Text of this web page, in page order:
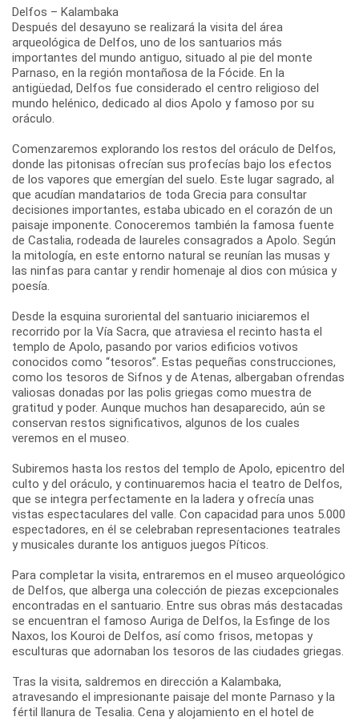
Delfos – Kalambaka
Después del desayuno se realizará la visita del área
arqueológica de Delfos, uno de los santuarios más
importantes del mundo antiguo, situado al pie del monte
Parnaso, en la región montañosa de la Fócide. En la
antigüedad, Delfos fue considerado el centro religioso del
mundo helénico, dedicado al dios Apolo y famoso por su
oráculo.
Comenzaremos explorando los restos del oráculo de Delfos,
donde las pitonisas ofrecían sus profecías bajo los efectos
de los vapores que emergían del suelo. Este lugar sagrado, al
que acudían mandatarios de toda Grecia para consultar
decisiones importantes, estaba ubicado en el corazón de un
paisaje imponente. Conoceremos también la famosa fuente
de Castalia, rodeada de laureles consagrados a Apolo. Según
la mitología, en este entorno natural se reunían las musas y
las ninfas para cantar y rendir homenaje al dios con música y
poesía.
Desde la esquina suroriental del santuario iniciaremos el
recorrido por la Vía Sacra, que atraviesa el recinto hasta el
templo de Apolo, pasando por varios edificios votivos
conocidos como “tesoros”. Estas pequeñas construcciones,
como los tesoros de Sifnos y de Atenas, albergaban ofrendas
valiosas donadas por las polis griegas como muestra de
gratitud y poder. Aunque muchos han desaparecido, aún se
conservan restos significativos, algunos de los cuales
veremos en el museo.
Subiremos hasta los restos del templo de Apolo, epicentro del
culto y del oráculo, y continuaremos hacia el teatro de Delfos,
que se integra perfectamente en la ladera y ofrecía unas
vistas espectaculares del valle. Con capacidad para unos 5.000
espectadores, en él se celebraban representaciones teatrales
y musicales durante los antiguos juegos Píticos.
Para completar la visita, entraremos en el museo arqueológico
de Delfos, que alberga una colección de piezas excepcionales
encontradas en el santuario. Entre sus obras más destacadas
se encuentran el famoso Auriga de Delfos, la Esfinge de los
Naxos, los Kouroi de Delfos, así como frisos, metopas y
esculturas que adornaban los tesoros de las ciudades griegas.
Tras la visita, saldremos en dirección a Kalambaka,
atravesando el impresionante paisaje del monte Parnaso y la
fértil llanura de Tesalia. Cena y alojamiento en el hotel de